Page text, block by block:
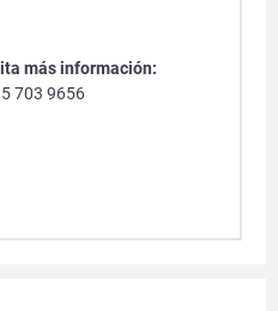
más información:
703 9656